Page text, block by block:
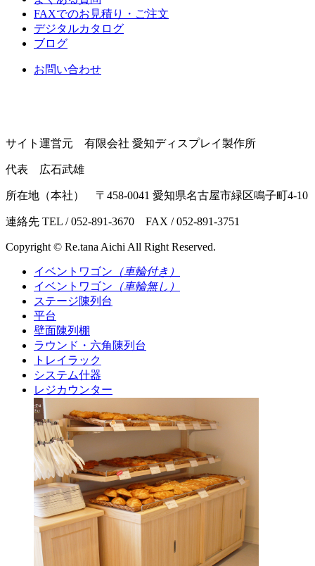
FAXでのお見積り・ご注文
デジタルカタログ
ブログ
お問い合わせ
サイト運営元 有限会社 愛知ディスプレイ製作所
代表 広石武雄
所在地（本社） 〒458-0041 愛知県名古屋市緑区鳴子町4-10
連絡先 TEL / 052-891-3670 FAX / 052-891-3751
Copyright © Re.tana Aichi All Right Reserved.
イベントワゴン （車輪付き）
イベントワゴン （車輪無し）
ステージ陳列台
平台
壁面陳列棚
ラウンド・六角陳列台
トレイラック
システム什器
レジカウンター